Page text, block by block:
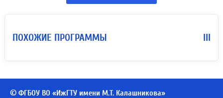
ПОХОЖИЕ ПРОГРАММЫ III
© ФГБОУ ВО «ИжГТУ имени М.Т. Калашникова»